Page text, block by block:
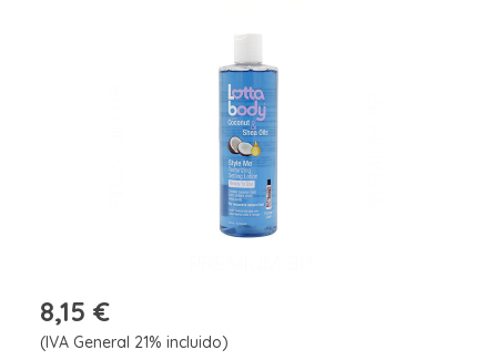
8,15 €
(IVA General 21% incluido)